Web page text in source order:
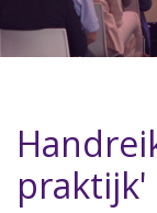
praktijk'